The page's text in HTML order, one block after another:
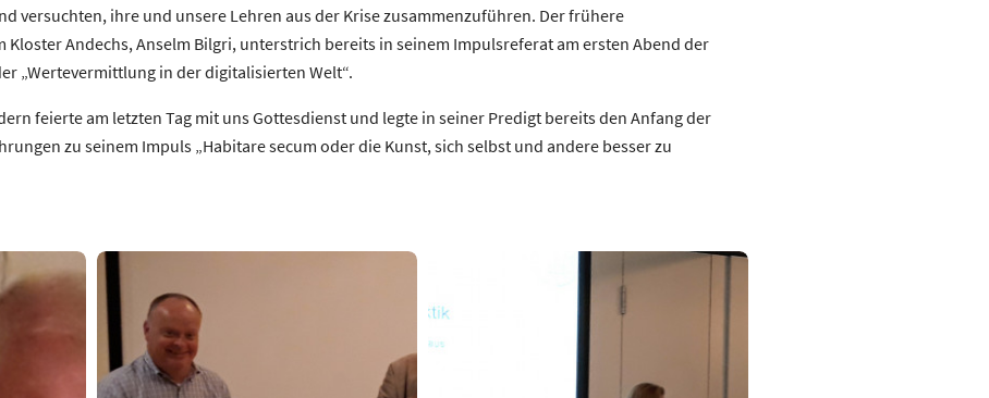
versuchten, ihre und unsere Lehren aus der Krise zusammenzuführen. Der frühere
Andechs, Anselm Bilgri, unterstrich bereits in seinem Impulsreferat am ersten Abend der
„Wertevermittlung in der digitalisierten Welt“.
feierte am letzten Tag mit uns Gottesdienst und legte in seiner Predigt bereits den Anfang der
zu seinem Impuls „Habitare secum oder die Kunst, sich selbst und andere besser zu